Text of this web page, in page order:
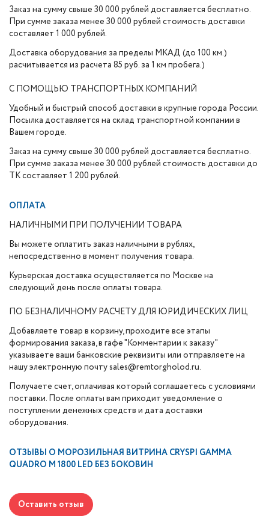
Заказ на сумму свыше 30 000 рублей доставляется бесплатно.
При сумме заказа менее 30 000 рублей стоимость доставки
составляет 1 000 рублей.
Доставка оборудования за пределы МКАД (до 100 км.)
расчитывается из расчета 85 руб. за 1 км пробега.)
С ПОМОЩЬЮ ТРАНСПОРТНЫХ КОМПАНИЙ
Удобный и быстрый способ доставки в крупные города России.
Посылка доставляется на склад транспортной компании в
Вашем городе.
Заказ на сумму свыше 30 000 рублей доставляется бесплатно.
При сумме заказа менее 30 000 рублей стоимость доставки до
ТК составляет 1 200 рублей.
ОПЛАТА
НАЛИЧНЫМИ ПРИ ПОЛУЧЕНИИ ТОВАРА
Вы можете оплатить заказ наличными в рублях,
непосредственно в момент получения товара.
Курьерская доставка осуществляется по Москве на
следующий день после оплаты товара.
ПО БЕЗНАЛИЧНОМУ РАСЧЕТУ ДЛЯ ЮРИДИЧЕСКИХ ЛИЦ
Добавляете товар в корзину, проходите все этапы
формирования заказа, в гафе "Комментарии к заказу"
указываете ваши банковские реквизиты или отправляете на
нашу электронную почту sales@remtorgholod.ru.
Получаете счет, оплачивая который соглашаетесь с условиями
поставки. После оплаты вам приходит уведомление о
поступлении денежных средств и дата доставки
оборудования.
ОТЗЫВЫ О МОРОЗИЛЬНАЯ ВИТРИНА CRYSPI GAMMA
QUADRO M 1800 LED БЕЗ БОКОВИН
Оставить отзыв